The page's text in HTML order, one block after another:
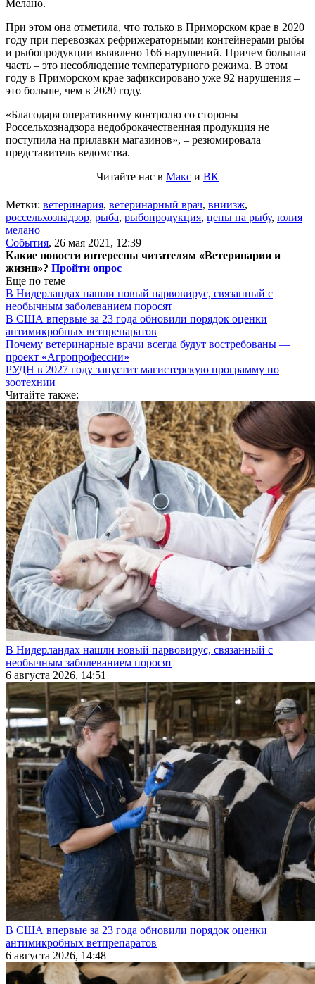
Мелано.
При этом она отметила, что только в Приморском крае в 2020
году при перевозках рефрижераторными контейнерами рыбы
и рыбопродукции выявлено 166 нарушений. Причем большая
часть – это несоблюдение температурного режима. В этом
году в Приморском крае зафиксировано уже 92 нарушения –
это больше, чем в 2020 году.
«Благодаря оперативному контролю со стороны
Россельхознадзора недоброкачественная продукция не
поступила на прилавки магазинов», – резюмировала
представитель ведомства.
Читайте нас в Макс и ВК
Метки: ветеринария, ветеринарный врач, вниизж,
россельхознадзор, рыба, рыбопродукция, цены на рыбу, юлия
мелано
События, 26 мая 2021, 12:39
Какие новости интересны читателям «Ветеринарии и
жизни»? Пройти опрос
Еще по теме
В Нидерландах нашли новый парвовирус, связанный с
необычным заболеванием поросят
В США впервые за 23 года обновили порядок оценки
антимикробных ветпрепаратов
Почему ветеринарные врачи всегда будут востребованы —
проект «Агропрофессии»
РУДН в 2027 году запустит магистерскую программу по
зоотехнии
Читайте также:
В Нидерландах нашли новый парвовирус, связанный с
необычным заболеванием поросят
6 августа 2026, 14:51
В США впервые за 23 года обновили порядок оценки
антимикробных ветпрепаратов
6 августа 2026, 14:48